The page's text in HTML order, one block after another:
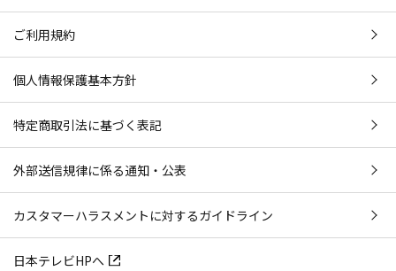
ご利用規約
個人情報保護基本方針
特定商取引法に基づく表記
外部送信規律に係る通知・公表
カスタマーハラスメントに対するガイドライン
日本テレビHPへ